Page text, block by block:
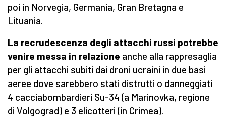
poi in Norvegia, Germania, Gran Bretagna e
Lituania.
La recrudescenza degli attacchi russi potrebbe
venire messa in relazione anche alla rappresaglia
per gli attacchi subiti dai droni ucraini in due basi
aeree dove sarebbero stati distrutti o danneggiati
4 cacciabombardieri Su-34 (a Marinovka, regione
di Volgograd) e 3 elicotteri (in Crimea).